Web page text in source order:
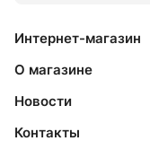
Интернет-магазин
О магазине
Новости
Контакты